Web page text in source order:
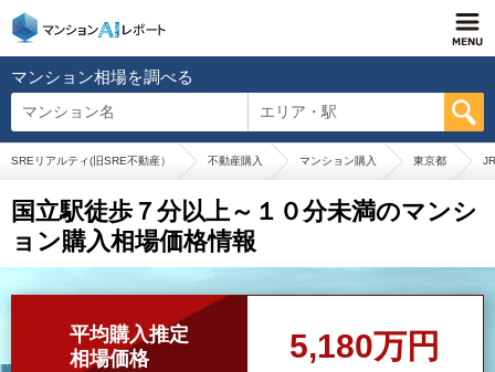
マンション相場を調べる
マンション名 エリア・駅
SREリアルティ(旧SRE不動産） 不動産購入 マンション購入 東京都
国立駅徒歩７分以上～１０分未満のマンシ
ョン購入相場価格情報
平均購入推定
相場価格
5,180万円